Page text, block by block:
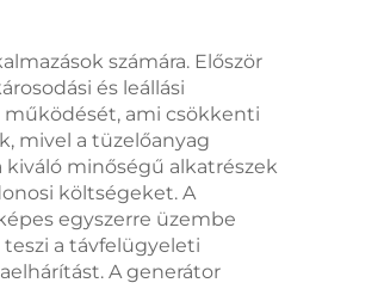
számára. Először
és leállási
működését, ami csökkenti
mivel a tüzelőanyag
kiváló minőségű alkatrészek
költségeket. A
egyszerre üzembe
a távfelügyeleti
A generátor